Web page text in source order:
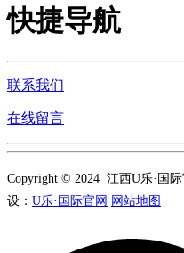
快捷导航
联系我们
在线留言
Copyright © 2024 江西U乐·国
设： U乐·国际官网 网站地图